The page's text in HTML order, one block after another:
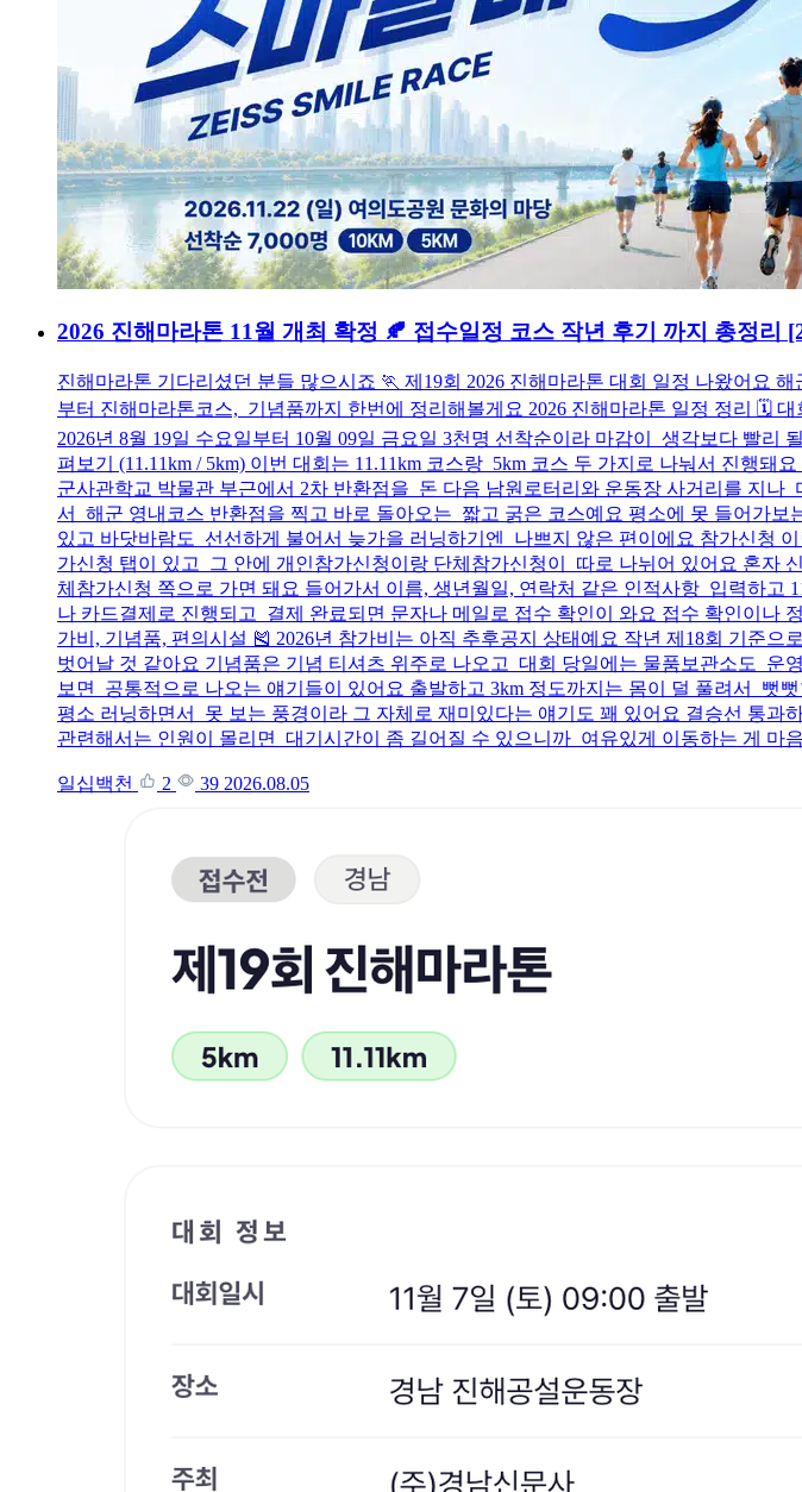
2026 진해마라톤 11월 개최 확정 🍂 접수일정 코스 작년 후기 까지 총정리
진해마라톤 기다리셨던 분들 많으시죠 🏃 제19회 2026 진해마라톤 대회 일정 나왔어요
부터 진해마라톤코스, 기념품까지 한번에 정리해볼게요 2026 진해마라톤 일정 정리 🗓️
2026년 8월 19일 수요일부터 10월 09일 금요일 3천명 선착순이라 마감이 생각보다 빨
펴보기 (11.11km / 5km) 이번 대회는 11.11km 코스랑 5km 코스 두 가지로 나눠서 진행
군사관학교 박물관 부근에서 2차 반환점을 돈 다음 남원로터리와 운동장 사거리를 지
서 해군 영내코스 반환점을 찍고 바로 돌아오는 짧고 굵은 코스예요 평소에 못 들어가
있고 바닷바람도 선선하게 불어서 늦가을 러닝하기엔 나쁘지 않은 편이에요 참가신청
가신청 탭이 있고 그 안에 개인참가신청이랑 단체참가신청이 따로 나뉘어 있어요 혼자
체참가신청 쪽으로 가면 돼요 들어가서 이름, 생년월일, 연락처 같은 인적사항 입력하고
나 카드결제로 진행되고 결제 완료되면 문자나 메일로 접수 확인이 와요 접수 확인이
가비, 기념품, 편의시설 🎽 2026년 참가비는 아직 추후공지 상태예요 작년 제18회 기준
벗어날 것 같아요 기념품은 기념 티셔츠 위주로 나오고 대회 당일에는 물품보관소도 운
보면 공통적으로 나오는 얘기들이 있어요 출발하고 3km 정도까지는 몸이 덜 풀려서 뻣
평소 러닝하면서 못 보는 풍경이라 그 자체로 재미있다는 얘기도 꽤 있어요 결승선 통
관련해서는 인원이 몰리면 대기시간이 좀 길어질 수 있으니까 여유있게 이동하는 게 마
일십백천 2 39 2026.08.05